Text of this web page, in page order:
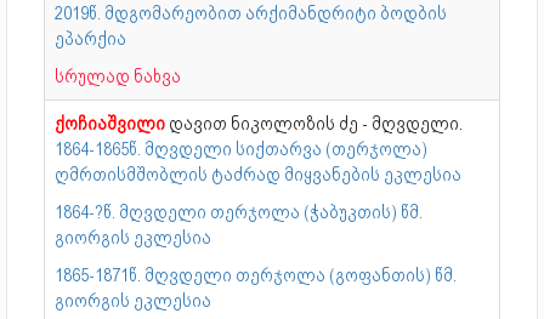
2019წ. მდგომარეობით არქიმანდრიტი ბოდბის
ეპარქია
სრულად ნახვა
ქოჩიაშვილი დავით ნიკოლოზის ძე - მღვდელი.
1864-1865წ. მღვდელი სიქთარვა (თერჯოლა)
ღმრთისმშობლის ტაძრად მიყვანების ეკლესია
1864-?წ. მღვდელი თერჯოლა (ჭაბუკთის) წმ.
გიორგის ეკლესია
1865-1871წ. მღვდელი თერჯოლა (გოფანთის) წმ.
გიორგის ეკლესია